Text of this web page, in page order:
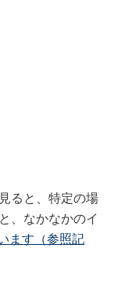
ると、特定の場
、なかなかのイ
ます（参照記